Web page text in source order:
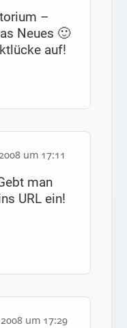
–
Neues 🙂
auf!
um 17:11
man
URL ein!
um 17:29